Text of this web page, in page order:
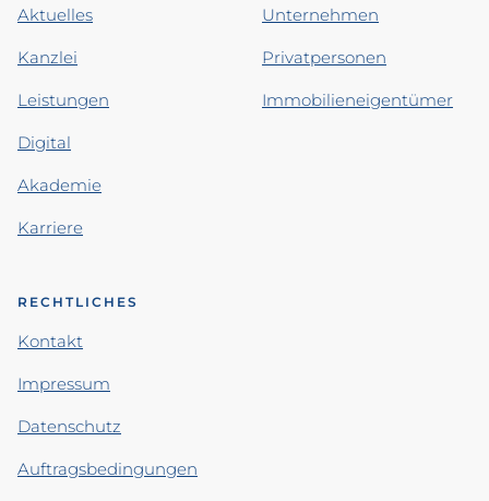
Aktuelles
Kanzlei
Leistungen
Digital
Akademie
Karriere
Unternehmen
Privatpersonen
Immobilieneigentümer
RECHTLICHES
Kontakt
Impressum
Datenschutz
Auftragsbedingungen